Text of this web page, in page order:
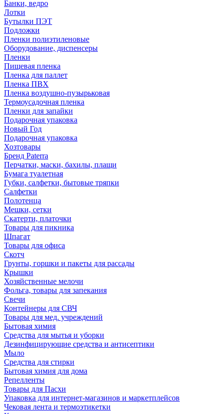
Банки, ведро
Лотки
Бутылки ПЭТ
Подложки
Пленки полиэтиленовые
Оборудование, диспенсеры
Пленки
Пищевая пленка
Пленка для паллет
Пленка ПВХ
Пленка воздушно-пузырьковая
Термоусадочная пленка
Пленки для запайки
Подарочная упаковка
Новый Год
Подарочная упаковка
Хозтовары
Бренд Paterra
Перчатки, маски, бахилы, плащи
Бумага туалетная
Губки, салфетки, бытовые тряпки
Салфетки
Полотенца
Мешки, сетки
Скатерти, платочки
Товары для пикника
Шпагат
Товары для офиса
Скотч
Грунты, горшки и пакеты для рассады
Крышки
Хозяйственные мелочи
Фольга, товары для запекания
Свечи
Контейнеры для СВЧ
Товары для мед. учреждений
Бытовая химия
Средства для мытья и уборки
Дезинфицирующие средства и антисептики
Мыло
Средства для стирки
Бытовая химия для дома
Репелленты
Товары для Пасхи
Упаковка для интернет-магазинов и маркетплейсов
Чековая лента и термоэтикетки